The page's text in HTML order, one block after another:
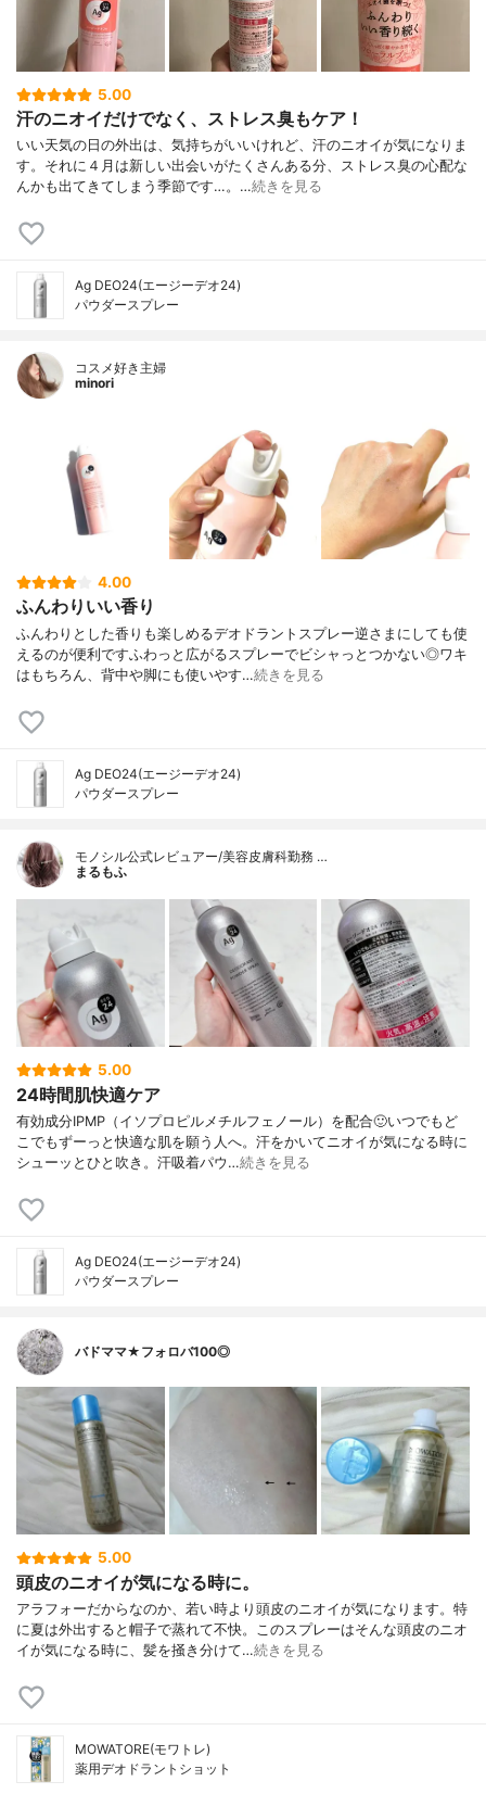
5.00
汗のニオイだけでなく、ストレス臭もケア！
いい天気の日の外出は、気持ちがいいけれど、汗のニオイが気になりま
す。それに４月は新しい出会いがたくさんある分、ストレス臭の心配な
んかも出てきてしまう季節です…。…続きを見る
Ag DEO24(エージーデオ24)
パウダースプレー
コスメ好き主婦
minori
4.00
ふんわりいい香り
ふんわりとした香りも楽しめるデオドラントスプレー逆さまにしても使
えるのが便利ですふわっと広がるスプレーでビシャっとつかない◎ワキ
はもちろん、背中や脚にも使いやす…続きを見る
Ag DEO24(エージーデオ24)
パウダースプレー
モノシル公式レビュアー/美容皮膚科勤務 …
まるもふ
5.00
24時間肌快適ケア
有効成分IPMP（イソプロピルメチルフェノール）を配合🙂いつでもど
こでもずーっと快適な肌を願う人へ。汗をかいてニオイが気になる時に
シューッとひと吹き。汗吸着パウ…続きを見る
Ag DEO24(エージーデオ24)
パウダースプレー
バドママ★フォロバ100◎
5.00
頭皮のニオイが気になる時に。
アラフォーだからなのか、若い時より頭皮のニオイが気になります。特
に夏は外出すると帽子で蒸れて不快。このスプレーはそんな頭皮のニオ
イが気になる時に、髪を掻き分けて…続きを見る
MOWATORE(モワトレ)
薬用デオドラントショット